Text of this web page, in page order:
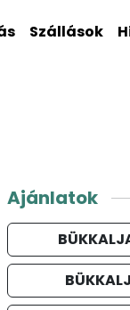
Szállások
Ajánlatok